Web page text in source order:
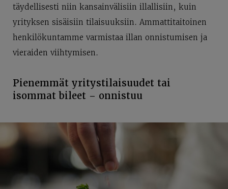
täydellisesti niin kansainvälisiin illallisiin, kuin
yrityksen sisäisiin tilaisuuksiin. Ammattitaitoinen
henkilökuntamme varmistaa illan onnistumisen ja
vieraiden viihtymisen.
Pienemmät yritystilaisuudet tai
isommat bileet – onnistuu